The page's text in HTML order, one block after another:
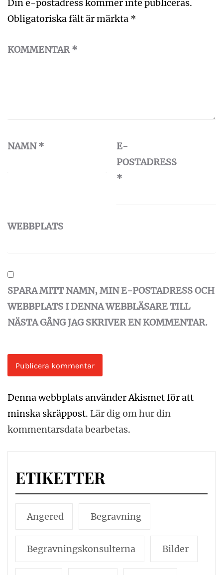
Din e-postadress kommer inte publiceras.
Obligatoriska fält är märkta *
KOMMENTAR*
NAMN*
E-
POSTADRESS
*
WEBBPLATS
SPARA MITT NAMN, MIN E-POSTADRESS OCH
WEBBPLATS I DENNA WEBBLÄSARE TILL
NÄSTA GÅNG JAG SKRIVER EN KOMMENTAR.
Denna webbplats använder Akismet för att
minska skräppost. Lär dig om hur din
kommentarsdata bearbetas.
ETIKETTER
Angered Begravning
Begravningskonsulterna Bilder